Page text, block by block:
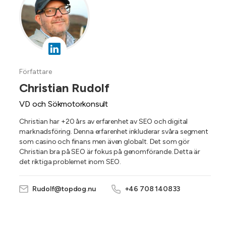
Författare
Christian Rudolf
VD och Sökmotorkonsult
Christian har +20 års av erfarenhet av SEO och digital
marknadsföring. Denna erfarenhet inkluderar svåra segment
som casino och finans men även globalt. Det som gör
Christian bra på SEO är fokus på genomförande. Detta är
det riktiga problemet inom SEO.
Rudolf@topdog.nu +46 708 140833